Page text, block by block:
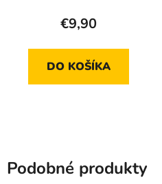
€9,90
DO KOŠÍKA
Podobné produkty